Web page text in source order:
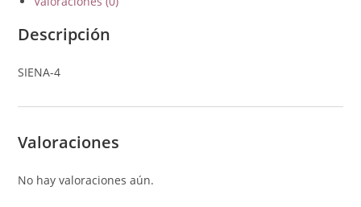
Descripción
SIENA-4
Valoraciones
No hay valoraciones aún.